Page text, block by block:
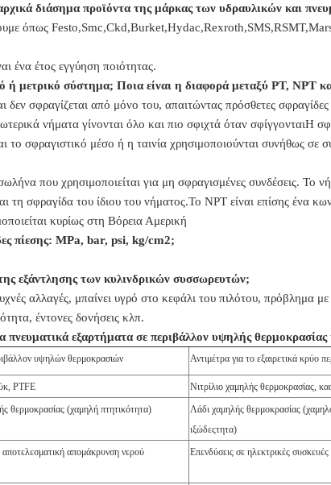
διάσημα προϊόντα της μάρκας των υδραυλικών και
όπως
ένα έτος εγγύηση ποιότητας.
ή μετρικό σύστημα; Ποια είναι η διαφορά μεταξύ PT, NPT
δεν σφραγίζεται από μόνο του, απαιτώντας πρόσθετες
νήματα γίνονται όλο και πιο σφιχτά όταν σφίγγονταιΗ
σφραγιστικό μέσο ή η ταινία χρησιμοποιούνται συνήθως σε
που χρησιμοποιείται για μη σφραγισμένες συνδέσεις. Το
τη σφραγίδα του ίδιου του νήματος.Το NPT είναι επίσης ένα
κυρίως στη Βόρεια Αμερική
πίεσης: MPa, bar, psi, kg/cm2;
εξάντλησης των κυλινδρικών συσσωρευτών;
αλλαγές, μπαίνει υγρό στο κεφάλι του πιλότου, πρόβλημα
έντονες δονήσεις κλπ.
πνευματικά εξαρτήματα σε περιβάλλον υψηλής θερμοκρασίας
υψηλών θερμοκρασιών Αντιμέτρα για το εξαιρετικά κρύο
PTFE
Νιτρίλιο χαμηλής θερμοκρασίας,
θερμοκρασίας (χαμηλή πτητικότητα)
Λάδι χαμηλής θερμοκρασίας
ιξώδεςτητα)
απομάκρυνση νερού Επενδύσεις σε ηλεκτρικές συσκευές